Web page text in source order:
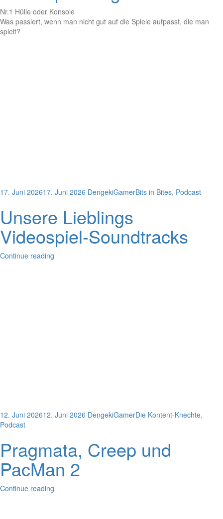
Nr.1 Hülle oder Konsole
Was passiert, wenn man nicht gut auf die Spiele aufpasst, die man
spielt?
17. Juni 202617. Juni 2026 DengekiGamerBits in Bites, Podcast
Unsere Lieblings
Videospiel-Soundtracks
Continue reading
12. Juni 202612. Juni 2026 DengekiGamerDie Kontent-Knechte,
Podcast
Pragmata, Creep und
PacMan 2
Continue reading